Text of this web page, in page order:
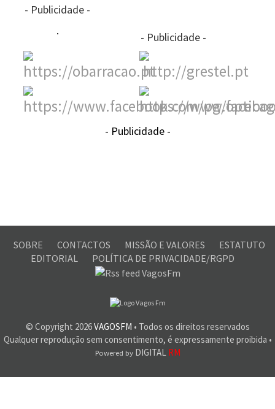
- Publicidade -
- Publicidade -
- Publicidade -
SOBRE CONTACTOS MISSÃO E VALORES
ESTATUTO
EDITORIAL
POLÍTICA DE PRIVACIDADE/RGPD
© Copyright 2026VAGOSFM • Todos os direitos reservados
Qualquer reprodução sem consentimento, é expressamente proibida •
Powered byDIGITAL RM